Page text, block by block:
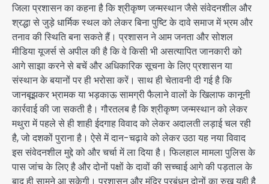
जिला प्रशासन का कहना है कि श्रीकृष्ण जन्मस्थान जैसे संवेदनशील और
श्रद्धा से जुड़े धार्मिक स्थल को लेकर बिना पुष्टि के दावे समाज में भ्रम और
तनाव की स्थिति बना सकते हैं। प्रशासन ने आम जनता और सोशल
मीडिया यूजर्स से अपील की है कि वे किसी भी असत्यापित जानकारी को
आगे साझा करने से बचें और अधिकारिक सूचना के लिए प्रशासन या
संस्थान के बयानों पर ही भरोसा करें। साथ ही चेतावनी दी गई है कि
जानबूझकर भ्रामक या भड़काऊ सामग्री फैलाने वालों के खिलाफ कानूनी
कार्रवाई की जा सकती है। गौरतलब है कि श्रीकृष्ण जन्मस्थान को लेकर
मथुरा में पहले से ही शाही ईदगाह विवाद को लेकर अदालती लड़ाई चल रही
है, जो दशकों पुराना है। ऐसे में दान-चढ़ावे को लेकर उठा यह नया विवाद
इस संवेदनशील मुद्दे को और चर्चा में ला दिया है। फिलहाल मामला पुलिस के
पास जांच के लिए है और दोनों पक्षों के दावों की सच्चाई आगे की पड़ताल के
बाद ही सामने आ सकेगी। प्रशासन और मंदिर प्रबंधन दोनों का रुख यही है